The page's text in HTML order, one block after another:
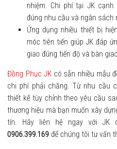
nhiệm. Chi phí tại JK
đúng nhu cầu và ngân sách
Ứng dụng nhiều thiết bị
móc tiên tiến giúp JK đáp
giao đúng tiến độ và bàn
Đồng Phục JK có sẵn nhiều mẫu
chi phí phải chăng. Từ nhu cầu
thiết kế tùy chỉnh theo yêu cầu
thương hiệu mà bạn muốn xây
tín. Hãy liên hệ ngay với JK
0906.399.169 để chúng tôi tư vấn